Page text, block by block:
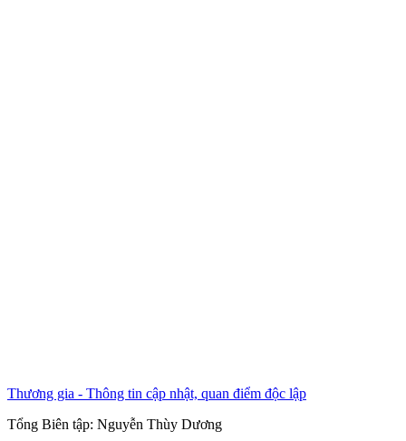
Thương gia - Thông tin cập nhật, quan điểm độc lập
Tổng Biên tập: Nguyễn Thùy Dương